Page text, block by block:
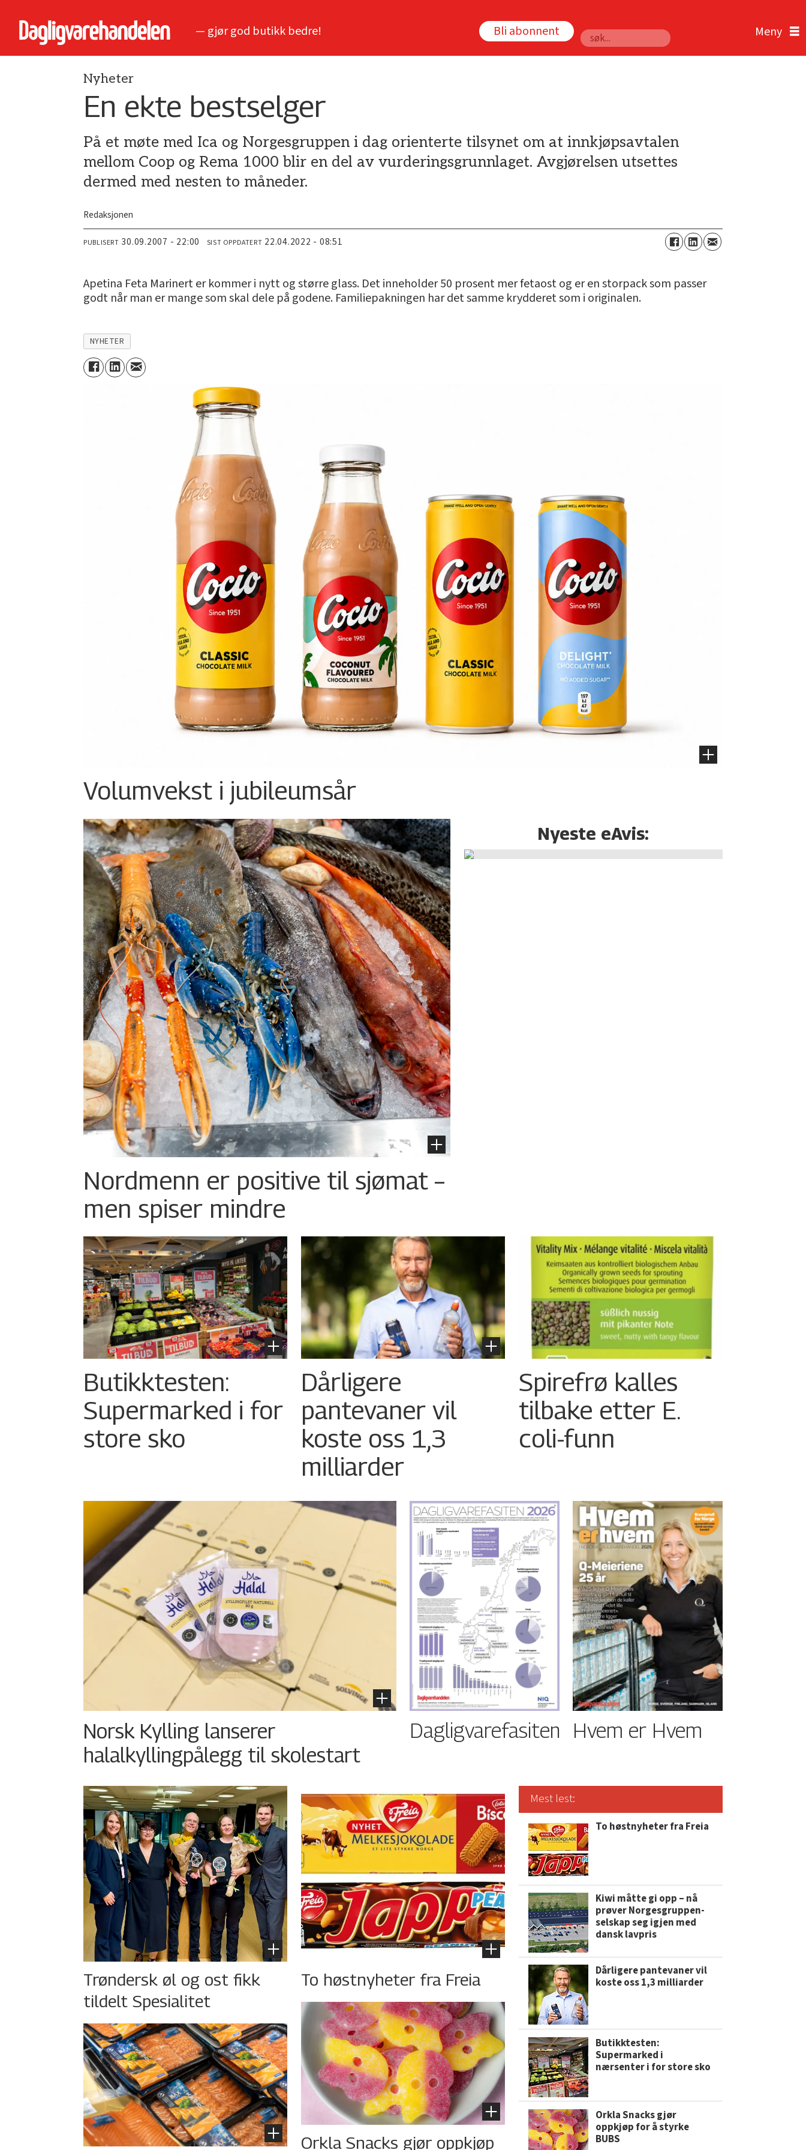
— gjør god butikk bedre! Bli abonnent
Søk
Nyheter
En ekte bestselger
På et møte med Ica og Norgesgruppen i dag orienterte tilsynet om at innkjøpsavtalen
mellom Coop og Rema 1000 blir en del av vurderingsgrunnlaget. Avgjørelsen utsettes
dermed med nesten to måneder.
Redaksjonen
PUBLISERT 30.09.2007 - 22:00 SIST OPPDATERT 22.04.2022 - 08:51
Apetina Feta Marinert er kommer i nytt og større glass. Det inneholder 50 prosent mer fetaost og er en storpack som passer
godt når man er mange som skal dele på godene. Familiepakningen har det samme krydderet som i originalen.
NYHETER
Volumvekst i jubileumsår
Nordmenn er positive til sjømat –
men spiser mindre
Nyeste eAvis:
Butikktesten:
Supermarked i for
store sko
Dårligere
pantevaner vil
koste oss 1,3
milliarder
Spirefrø kalles
tilbake etter E.
coli-funn
Norsk Kylling lanserer
halalkyllingpålegg til skolestart
Dagligvarefasiten Hvem er Hvem
Trøndersk øl og ost fikk
tildelt Spesialitet
To høstnyheter fra Freia
Orkla Snacks gjør oppkjøp
Mest lest:
To høstnyheter fra Freia
Kiwi måtte gi opp – nå
prøver Norgesgruppen-
selskap seg igjen med
dansk lavpris
Dårligere pantevaner vil
koste oss 1,3 milliarder
Butikktesten:
Supermarked i
nærsenter i for store sko
Orkla Snacks gjør
oppkjøp for å styrke
BUBS